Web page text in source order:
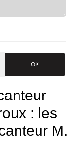
: les
M.